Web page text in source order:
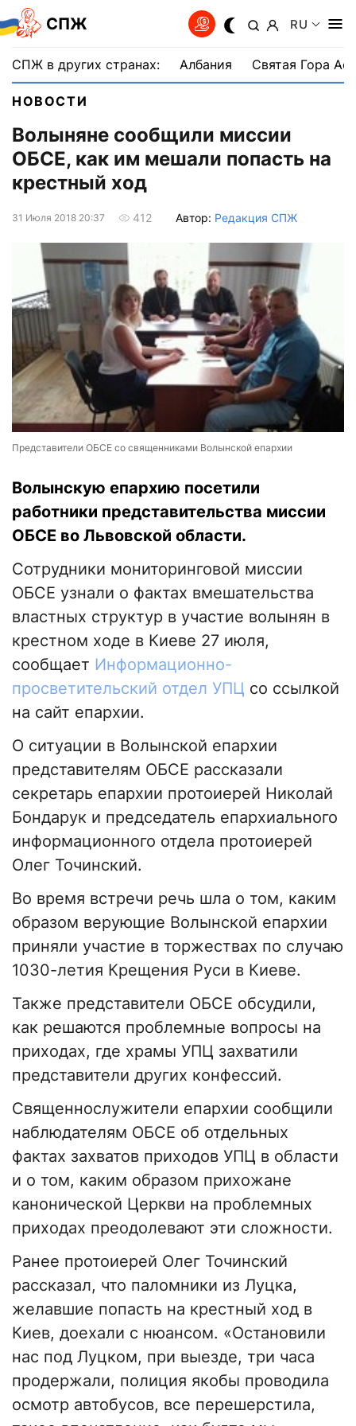
СПЖ RU
СПЖ в других странах: Албания Святая Гора
НОВОСТИ
Волыняне сообщили миссии
ОБСЕ, как им мешали попасть на
крестный ход
31 Июля 2018 20:37 412 Автор: Редакция СПЖ
Представители ОБСЕ со священниками Волынской епархии
Волынскую епархию посетили
работники представительства миссии
ОБСЕ во Львовской области.
Сотрудники мониторинговой миссии
ОБСЕ узнали о фактах вмешательства
властных структур в участие волынян в
крестном ходе в Киеве 27 июля,
сообщает Информационно-
просветительский отдел УПЦ со ссылкой
на сайт епархии.
О ситуации в Волынской епархии
представителям ОБСЕ рассказали
секретарь епархии протоиерей Николай
Бондарук и председатель епархиального
информационного отдела протоиерей
Олег Точинский.
Во время встречи речь шла о том, каким
образом верующие Волынской епархии
приняли участие в торжествах по случаю
1030-летия Крещения Руси в Киеве.
Также представители ОБСЕ обсудили,
как решаются проблемные вопросы на
приходах, где храмы УПЦ захватили
представители других конфессий.
Священнослужители епархии сообщили
наблюдателям ОБСЕ об отдельных
фактах захватов приходов УПЦ в области
и о том, каким образом прихожане
канонической Церкви на проблемных
приходах преодолевают эти сложности.
Ранее протоиерей Олег Точинский
рассказал, что паломники из Луцка,
желавшие попасть на крестный ход в
Киев, доехали с нюансом. «Остановили
нас под Луцком, при выезде, три часа
продержали, полиция якобы проводила
осмотр автобусов, все перешерстила,